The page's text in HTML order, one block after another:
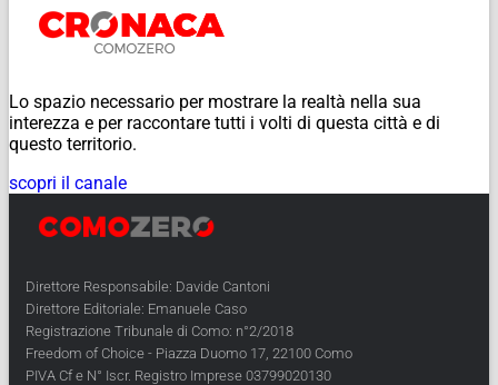
Lo spazio necessario per mostrare la realtà nella sua
interezza e per raccontare tutti i volti di questa città e di
questo territorio.
scopri il canale
Direttore Responsabile: Davide Cantoni
Direttore Editoriale: Emanuele Caso
Registrazione Tribunale di Como: n°2/2018
Freedom of Choice - Piazza Duomo 17, 22100 Como
PIVA Cf e N° Iscr. Registro Imprese 03799020130